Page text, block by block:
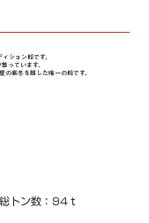
ション船です。
っています。
の厳冬を越した唯一の船です。
総トン数：94ｔ